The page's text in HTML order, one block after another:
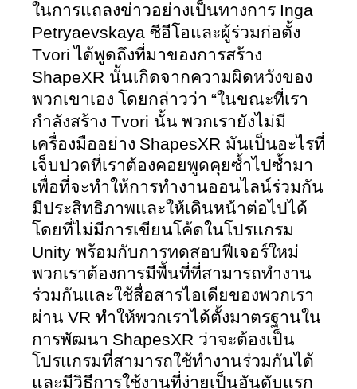
ในการแถลงข่าวอย่างเป็นทางการ Inga
Petryaevskaya
Tvori
ShapeXR นั้นเกิดจากความผิดหวังของ
พวกเขาเอง โดยกล่าวว่า “ ในขณะที่เรา
กำลังสร้าง Tvori นั้น พวกเรายังไม่มี
เครื่องมืออย่าง ShapesXR มันเป็นอะไรที่
เจ็บปวดที่เราต้องคอยพูดคุยซ้ำไปซ้ำมา
เพื่อที่จะทำให้การทำงานออนไลน์ร่วมกัน
มีประสิทธิภาพและให้เดินหน้าต่อไปได้
Unity พร้อมกับการทดสอบฟีเจอร์ใหม่
พวกเราต้องการมีพื้นที่ที่สามารถทำงาน
ร่วมกันและใช้สื่อสารไอเดียของพวกเรา
ผ่าน VR ทำให้พวกเราได้ตั้งมาตรฐานใน
การพัฒนา ShapesXR ว่าจะต้องเป็น
โปรแกรมที่สามารถใช้ทำงานร่วมกันได้
และมีวิธีการใช้งานที่ง่ายเป็นอันดับแรก